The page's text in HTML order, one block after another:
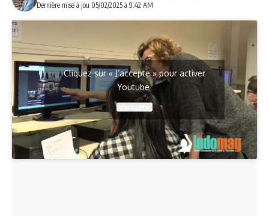
Dernière mise à jou 05/02/2025 à 9:42 AM
Cliquez sur « J’accepte » pour activer
Youtube